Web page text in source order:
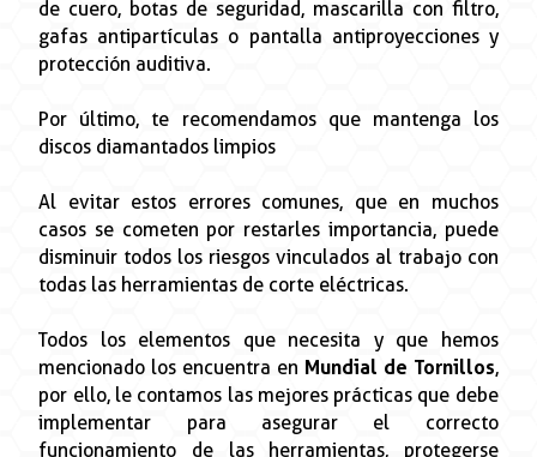
de cuero, botas de seguridad, mascarilla con filtro,
gafas antipartículas o pantalla antiproyecciones y
protección auditiva.
Por último, te recomendamos que mantenga los
discos diamantados limpios
Al evitar estos errores comunes, que en muchos
casos se cometen por restarles importancia, puede
disminuir todos los riesgos vinculados al trabajo con
todas las herramientas de corte eléctricas.
Todos los elementos que necesita y que hemos
mencionado los encuentra en Mundial de Tornillos,
por ello, le contamos las mejores prácticas que debe
implementar para asegurar el correcto
funcionamiento de las herramientas, protegerse